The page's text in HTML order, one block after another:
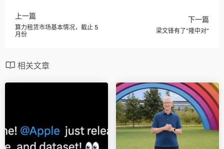
上一篇
算力租赁市场基本情况，截止 5
月份
下一篇
梁文锋有了“隆中对”
相关文章